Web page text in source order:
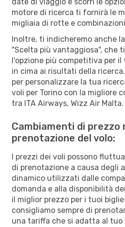
motore di ricerca ti fornirà le
migliaia di rotte e
Inoltre, ti indicheremo anche
"Scelta più vantaggiosa", che
l'opzione più competitiva per il
in cima ai risultati della
per personalizzare la tua
voli per Torino con la migliore
tra ITA Airways, Wizz Air Malta.
Cambiamenti di prezzo
prenotazione del volo:
I prezzi dei voli possono
di prenotazione a causa degli
dinamico utilizzati dalle
domanda e alla disponibilità
il miglior prezzo per i tuoi
consigliamo sempre di
una tariffa che si adatta al tuo